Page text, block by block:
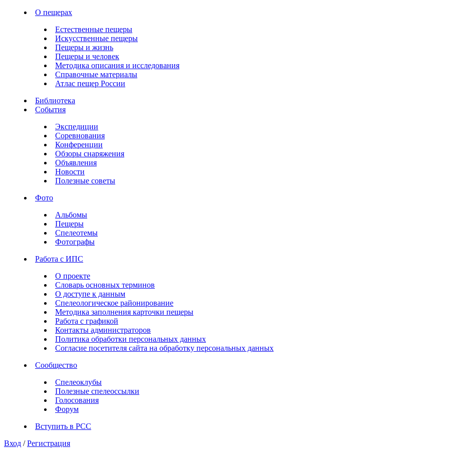
О пещерах
Естественные пещеры
Искусственные пещеры
Пещеры и жизнь
Пещеры и человек
Методика описания и исследования
Справочные материалы
Атлас пещер России
Библиотека
События
Экспедиции
Соревнования
Конференции
Обзоры снаряжения
Объявления
Новости
Полезные советы
Фото
Альбомы
Пещеры
Спелеотемы
Фотографы
Работа с ИПС
О проекте
Словарь основных терминов
О доступе к данным
Спелеологическое районирование
Методика заполнения карточки пещеры
Работа с графикой
Контакты администраторов
Политика обработки персональных данных
Согласие посетителя сайта на обработку персональных данных
Сообщество
Спелеоклубы
Полезные спелеоссылки
Голосования
Форум
Вступить в РСС
Вход / Регистрация